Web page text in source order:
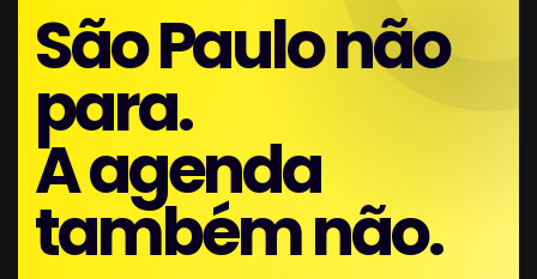
São Paulo não
para.
A agenda
também não.